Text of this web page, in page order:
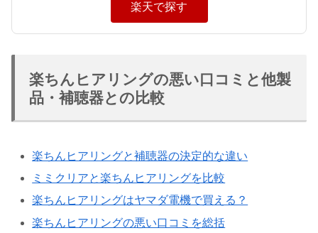
楽天で探す
楽ちんヒアリングの悪い口コミと他製
品・補聴器との比較
楽ちんヒアリングと補聴器の決定的な違い
ミミクリアと楽ちんヒアリングを比較
楽ちんヒアリングはヤマダ電機で買える？
楽ちんヒアリングの悪い口コミを総括